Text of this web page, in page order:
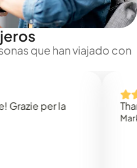
que han viajado con
per la
Thank
Mark N.